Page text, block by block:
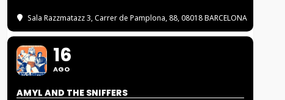
Sala Razzmatazz 3, Carrer de Pamplona, 88, 08018 BARCELONA
16
AGO
AMYL AND THE SNIFFERS